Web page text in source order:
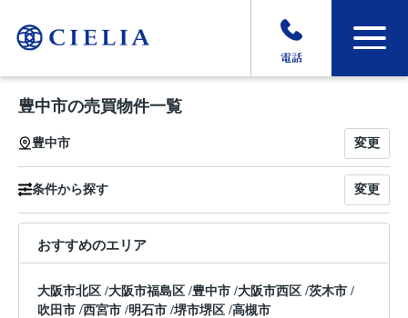
電話
豊中市の売買物件一覧
豊中市 変更
条件から探す 変更
おすすめのエリア
大阪市北区 /大阪市福島区 /豊中市 /大阪市西区 /茨木市 /
吹田市 /西宮市 /明石市 /堺市堺区 /高槻市